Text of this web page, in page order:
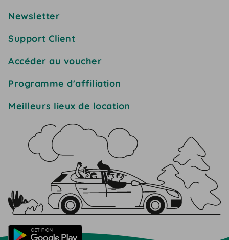
Newsletter
Support Client
Accéder au voucher
Programme d'affiliation
Meilleurs lieux de location